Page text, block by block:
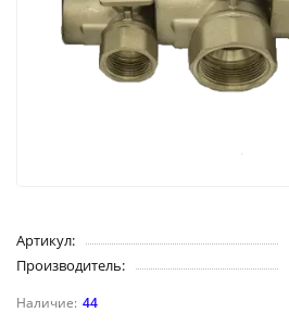
Артикул:
Производитель:
44